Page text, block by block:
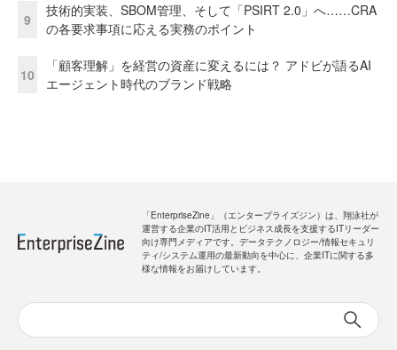
9
技術的実装、SBOM管理、そして「PSIRT 2.0」へ……CRA
の各要求事項に応える実務のポイント
10
「顧客理解」を経営の資産に変えるには？ アドビが語るAI
エージェント時代のブランド戦略
「EnterpriseZine」（エンタープライズジン）は、翔泳社が
運営する企業のIT活用とビジネス成長を支援するITリーダー
向け専門メディアです。データテクノロジー/情報セキュリ
ティ/システム運用の最新動向を中心に、企業ITに関する多
様な情報をお届けしています。